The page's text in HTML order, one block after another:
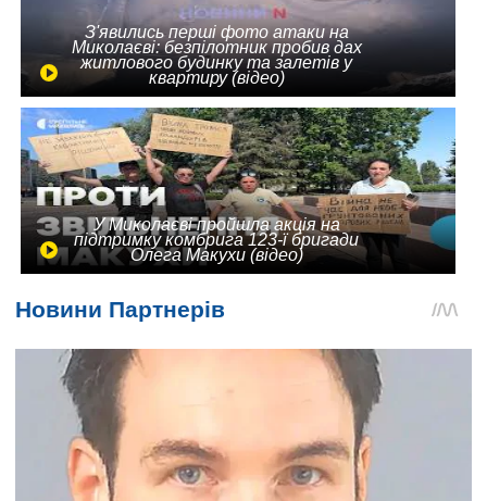
З'явились перші фото атаки на
Миколаєві: безпілотник пробив дах
житлового будинку та залетів у
квартиру (відео)
У Миколаєві пройшла акція на
підтримку комбрига 123-ї бригади
Олега Макухи (відео)